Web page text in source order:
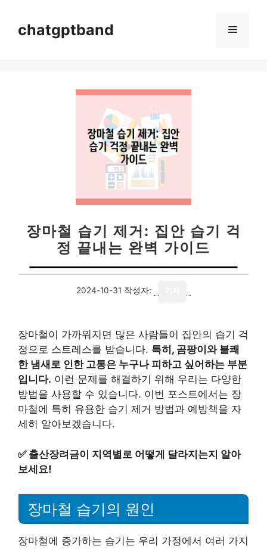
chatgptband 메
장마철 습기 제거: 집안 습기 걱
정 끝내는 완벽 가이드
2024-10-31 작성자:
장마철이 가까워지면 많은 사람들이 집안의 습기 걱
정으로 스트레스를 받습니다. 특히, 곰팡이와 불쾌
한 냄새로 인한 고통은 누구나 피하고 싶어하는 부분
입니다. 이런 문제를 해결하기 위해 우리는 다양한
방법을 사용할 수 있습니다. 이번 포스트에서는 장
마철에 특히 유용한 습기 제거 방법과 예방책을 자
세히 알아보겠습니다.
✅ 출산장려금이 지역별로 어떻게 달라지는지 알아
보세요!
장마철 습기의 원인
장마철에 증가하는 습기는 우리 가정에서 여러 가지